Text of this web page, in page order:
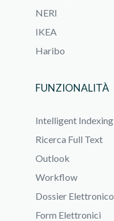
NERI
IKEA
Haribo
FUNZIONALITÀ
Intelligent Indexing
Ricerca Full Text
Outlook
Workflow
Dossier Elettronico
Form Elettronici